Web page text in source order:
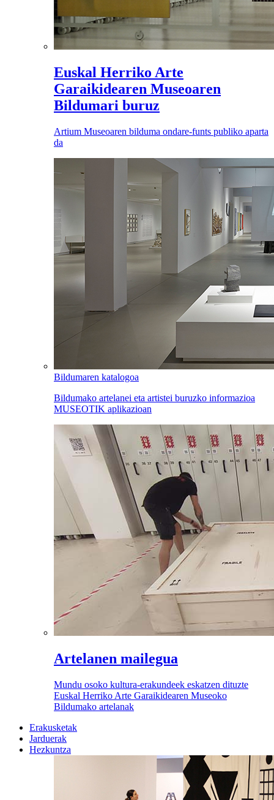
Euskal Herriko Arte
Garaikidearen Museoaren
Bildumari buruz
Artium Museoaren bilduma ondare-funts publiko aparta
da
Bildumaren katalogoa
Bildumako artelanei eta artistei buruzko informazioa
MUSEOTIK aplikazioan
Artelanen mailegua
Mundu osoko kultura-erakundeek eskatzen dituzte
Euskal Herriko Arte Garaikidearen Museoko
Bildumako artelanak
Erakusketak
Jarduerak
Hezkuntza